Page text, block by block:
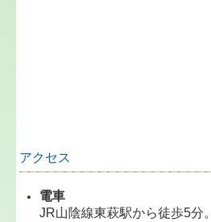
アクセス
電車
JR山陰線東萩駅から徒歩5分。